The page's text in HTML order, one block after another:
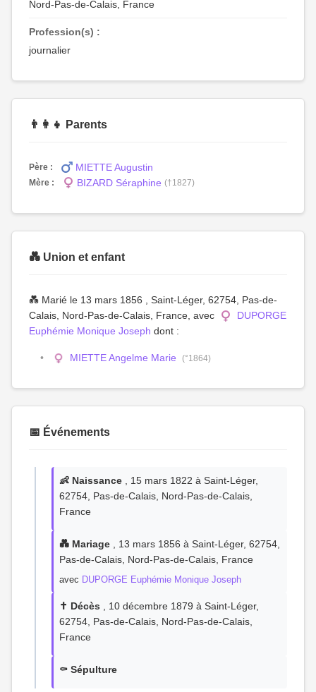
Nord-Pas-de-Calais, France
Profession(s) :
journalier
👨‍👩‍👧 Parents
Père : MIETTE Augustin
Mère : BIZARD Séraphine (†1827)
💑 Union et enfant
💑 Marié le 13 mars 1856 , Saint-Léger, 62754, Pas-de-
Calais, Nord-Pas-de-Calais, France, avec
DUPORGE
Euphémie Monique Joseph dont :
MIETTE Angelme Marie (°1864)
📅 Événements
👶 Naissance , 15 mars 1822 à Saint-Léger,
62754, Pas-de-Calais, Nord-Pas-de-Calais,
France
💑 Mariage , 13 mars 1856 à Saint-Léger, 62754,
Pas-de-Calais, Nord-Pas-de-Calais, France
avec DUPORGE Euphémie Monique Joseph
✝️ Décès , 10 décembre 1879 à Saint-Léger,
62754, Pas-de-Calais, Nord-Pas-de-Calais,
France
⚰️ Sépulture